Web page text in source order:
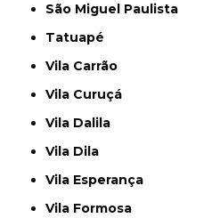
São Miguel Paulista
Tatuapé
Vila Carrão
Vila Curuçá
Vila Dalila
Vila Dila
Vila Esperança
Vila Formosa